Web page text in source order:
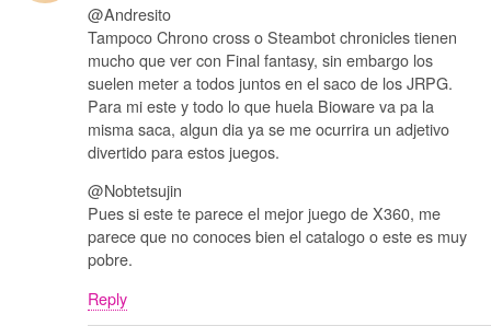
@Andresito
Tampoco Chrono cross o Steambot chronicles tienen
mucho que ver con Final fantasy, sin embargo los
suelen meter a todos juntos en el saco de los JRPG.
Para mi este y todo lo que huela Bioware va pa la
misma saca, algun dia ya se me ocurrira un adjetivo
divertido para estos juegos.
@Nobtetsujin
Pues si este te parece el mejor juego de X360, me
parece que no conoces bien el catalogo o este es muy
pobre.
Reply